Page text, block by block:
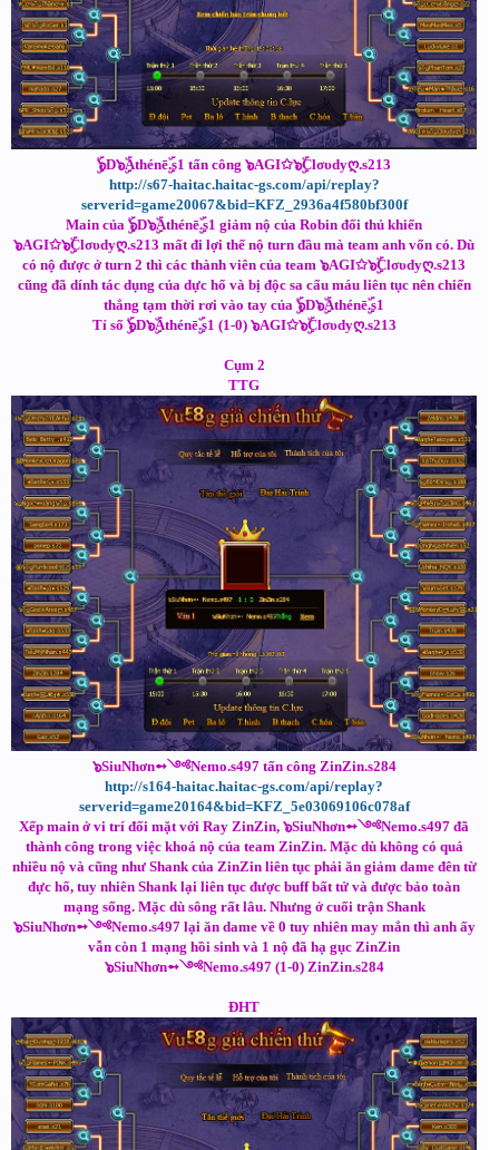
ۣۜ๖D๖ۣۜAthénēۣۜ.s1 tấn công ๖AGI✩๖ۣۜClσυdyღ.s213
http://s67-haitac.haitac-gs.com/api/replay?
serverid=game20067&bid=KFZ_2936a4f580bf300f
Main của ۣۜ๖D๖ۣۜAthénēۣۜ.s1 giảm nộ của Robin đối thủ khiến
๖AGI✩๖ۣۜClσυdyღ.s213 mất đi lợi thế nộ turn đầu mà team anh vốn có. Dù
có nộ được ở turn 2 thì các thành viên của team ๖AGI✩๖ۣۜClσυdyღ.s213
cũng đã dính tác dụng của dực hổ và bị độc sa cấu máu liên tục nên chiến
thắng tạm thời rơi vào tay của ۣۜ๖D๖ۣۜAthénēۣۜ.s1
Tỉ số ۣۜ๖D๖ۣۜAthénēۣۜ.s1 (1-0) ๖AGI✩๖ۣۜClσυdyღ.s213
Cụm 2
TTG
๖SiuNhơn➻༺Nemo.s497 tấn công ZinZin.s284
http://s164-haitac.haitac-gs.com/api/replay?
serverid=game20164&bid=KFZ_5e03069106c078af
Xếp main ở vi trí đối mặt với Ray ZinZin, ๖SiuNhơn➻༺Nemo.s497 đã
thành công trong việc khoá nộ của team ZinZin. Mặc dù không có quá
nhiều nộ và cũng như Shank của ZinZin liên tục phải ăn giảm dame đên từ
đực hổ, tuy nhiên Shank lại liên tục được buff bất tử và được bảo toàn
mạng sống. Mặc dù sông rất lâu. Nhưng ở cuối trận Shank
๖SiuNhơn➻༺Nemo.s497 lại ăn dame về 0 tuy nhiên may mắn thì anh ấy
vẫn còn 1 mạng hồi sinh và 1 nộ đã hạ gục ZinZin
๖SiuNhơn➻༺Nemo.s497 (1-0) ZinZin.s284
ĐHT